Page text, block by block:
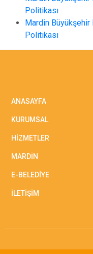
Politikası
Mardin
Politikası
ANASAYFA
KURUMSAL
HİZMETLER
MARDİN
E-BELEDİYE
İLETİŞİM